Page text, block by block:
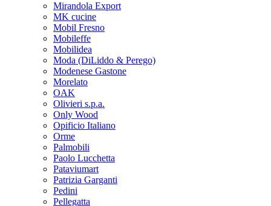
Mirandola Export
MK cucine
Mobil Fresno
Mobileffe
Mobilidea
Moda (DiLiddo & Perego)
Modenese Gastone
Morelato
OAK
Olivieri s.p.a.
Only Wood
Opificio Italiano
Orme
Palmobili
Paolo Lucchetta
Pataviumart
Patrizia Garganti
Pedini
Pellegatta